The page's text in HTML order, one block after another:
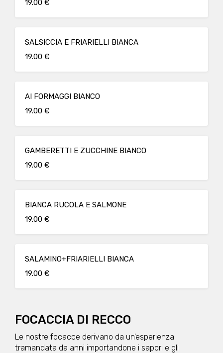
19.00 €
SALSICCIA E FRIARIELLI BIANCA
19.00 €
AI FORMAGGI BIANCO
19.00 €
GAMBERETTI E ZUCCHINE BIANCO
19.00 €
BIANCA RUCOLA E SALMONE
19.00 €
SALAMINO+FRIARIELLI BIANCA
19.00 €
FOCACCIA DI RECCO
Le nostre focacce derivano da un'esperienza
tramandata da anni importandone i sapori e gli